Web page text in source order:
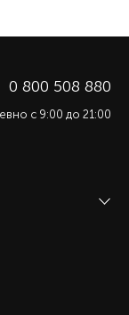
0 800 508 880
c 9:00 до 21:00